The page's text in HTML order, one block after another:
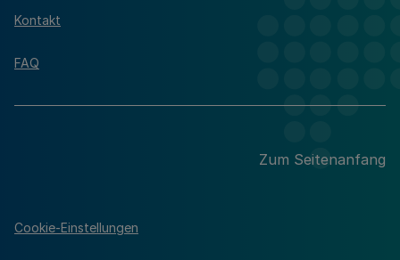
Kontakt
FAQ
Zum Seitenanfang
Cookie-Einstellungen